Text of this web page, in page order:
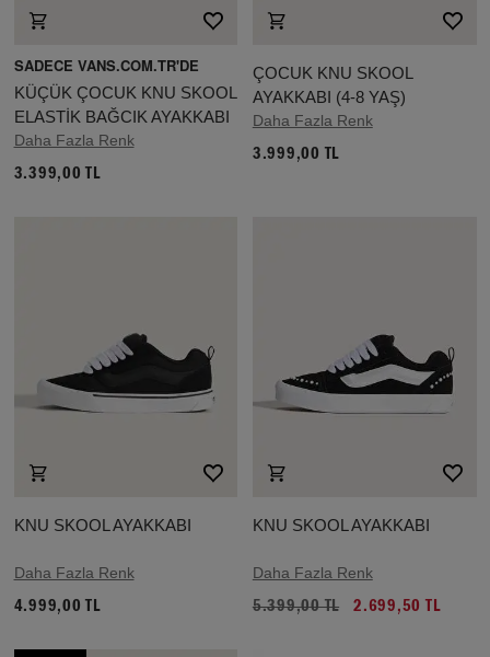
SADECE VANS.COM.TR'DE
KÜÇÜK ÇOCUK KNU SKOOL
ELASTİK BAĞCIK AYAKKABI
Daha Fazla Renk
3.399,00 TL
ÇOCUK KNU SKOOL
AYAKKABI (4-8 YAŞ)
Daha Fazla Renk
3.999,00 TL
KNU SKOOL AYAKKABI
Daha Fazla Renk
4.999,00 TL
KNU SKOOL AYAKKABI
Daha Fazla Renk
5.399,00 TL 2.699,50 TL